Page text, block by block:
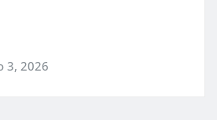
3, 2026